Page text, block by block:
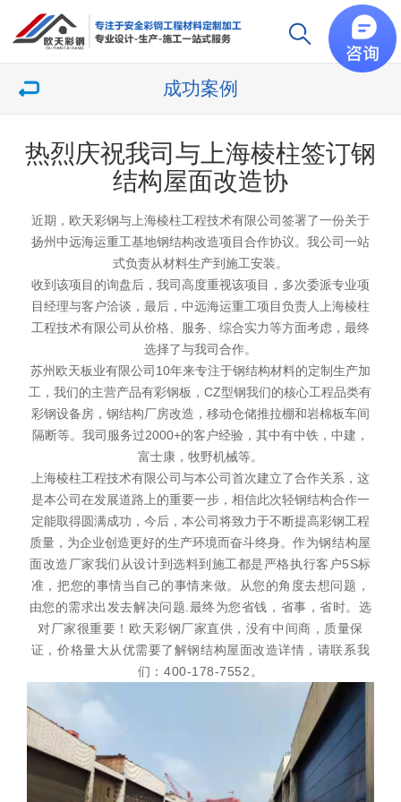
成功案例
热烈庆祝我司与上海棱柱签订钢
结构屋面改造协
近期， 欧天彩钢与上海棱柱工程技术有限公司签署了一份关于
扬州中远海运重工基地钢结构改造项目合作协议。我公司一站
式负责从材料生产到施工安装。
收到该项目的询盘后，我司高度重视该项目，多次委派专业项
目经理与客户洽谈，最后，中远海运重工项目负责人上海棱柱
工程技术有限公司从价格、服务、综合实力等方面考虑，最终
选择了与我司合作。
苏州欧天板业有限公司10年来专注于钢结构材料的定制生产加
工，我们的主营产品有彩钢板，CZ型钢我们的核心工程品类有
彩钢设备房，钢结构厂房改造，移动仓储推拉棚和岩棉板车间
隔断等。我司服务过2000+的客户经验，其中有中铁，中建，
富士康，牧野机械等。
上海棱柱工程技术有限公司与本公司首次建立了合作关系，这
是本公司在发展道路上的重要一步，相信此次轻钢结构合作一
定能取得圆满成功，今后，本公司将致力于不断提高彩钢工程
质量，为企业创造更好的生产环境而奋斗终身。作为钢结构屋
面改造厂家我们从设计到选料到施工都是严格执行客户5S标
准，把您的事情当自己的事情来做。从您的角度去想问题，
由您的需求出发去解决问题.最终为您省钱，省事，省时。选
对厂家很重要！欧天彩钢厂家直供，没有中间商，质量保
证，价格量大从优需要了解钢结构屋面改造详情，请联系我
们：400-178-7552。